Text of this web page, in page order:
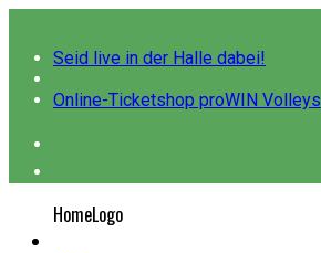
Seid live in der Halle dabei!
Online-Ticketshop proWIN Volleys
HomeLogo